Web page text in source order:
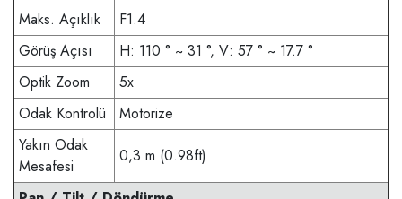
Maks. Açıklık
F1.4
Görüş Açısı
H: 110 ° ~ 31 °, V: 57 ° ~ 17.7 °
Optik Zoom
5x
Odak Kontrolü
Motorize
Yakın Odak
Mesafesi
0,3 m (0.98ft)